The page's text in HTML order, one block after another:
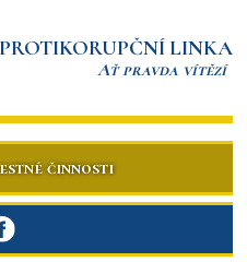
PROTIKORUPČNÍ LINKA
Ať pravda vítězí
činnosti